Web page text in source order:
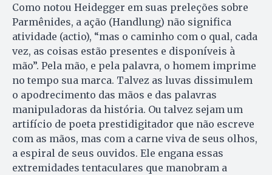
Como notou Heidegger em suas preleções sobre
Parmênides, a ação (Handlung) não significa
atividade (actio), “mas o caminho com o qual, cada
vez, as coisas estão presentes e disponíveis à
mão”. Pela mão, e pela palavra, o homem imprime
no tempo sua marca. Talvez as luvas dissimulem
o apodrecimento das mãos e das palavras
manipuladoras da história. Ou talvez sejam um
artifício de poeta prestidigitador que não escreve
com as mãos, mas com a carne viva de seus olhos,
a espiral de seus ouvidos. Ele engana essas
extremidades tentaculares que manobram a